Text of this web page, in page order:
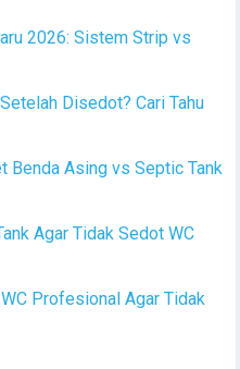
2026: Sistem Strip vs
Disedot? Cari Tahu
Benda Asing vs Septic Tank
Agar Tidak Sedot WC
Profesional Agar Tidak